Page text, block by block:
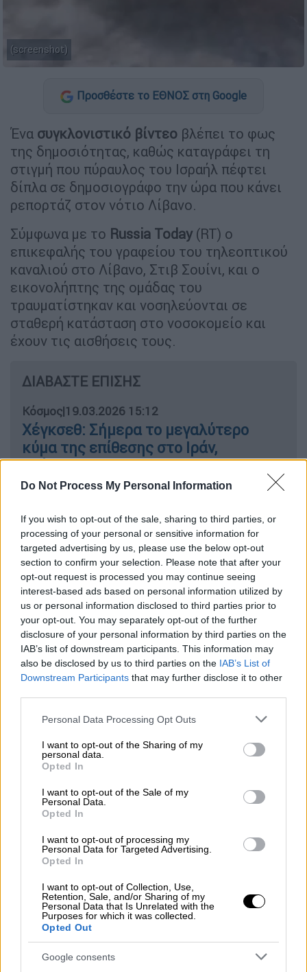
Do Not Process My Personal Information
If you wish to opt-out of the sale, sharing to third parties, or
processing of your personal or sensitive information for
targeted advertising by us, please use the below opt-out
section to confirm your selection. Please note that after your
opt-out request is processed you may continue seeing
interest-based ads based on personal information utilized by
us or personal information disclosed to third parties prior to
your opt-out. You may separately opt-out of the further
disclosure of your personal information by third parties on the
IAB’s list of downstream participants. This information may
also be disclosed by us to third parties on the IAB’s List of
Downstream Participants that may further disclose it to other
Please note that this website/app uses one or more Google
not limited to your visit or usage behaviour. You may click to
grant or deny consent to Google and its third-party tags to
use your data for below specified purposes in below Google
consent section.
Personal Data Processing Opt Outs
I want to opt-out of the Sharing of my
personal data.
Opted In
I want to opt-out of the Sale of my
Personal Data.
Opted In
I want to opt-out of processing my
Personal Data for Targeted Advertising.
Opted In
I want to opt-out of Collection, Use,
Retention, Sale, and/or Sharing of my
Personal Data that Is Unrelated with the
Purposes for which it was collected.
Opted Out
Google consents
(screenshot)
Προσθέστε το ΕΘΝΟΣ στη Google
Ένα συγκλονιστικό βίντεο βλέπει το φως
της δημοσιότητας, καθώς καταγράφει τη
στιγμή που πύραυλος του Ισραήλ πέφτει
δίπλα σε δημοσιογράφο την ώρα που κάνει
ρεπορτάζ στον νότιο Λίβανο.
Σύμφωνα με το Russia Today (RT) ο
επικεφαλής του γραφείου του τηλεοπτικού
καναλιού στο Λίβανο, Στιβ Σουίνι, και ο
εικονολήπτης της ομάδας του
τραυματίστηκαν και νοσηλεύονται σε
σταθερή κατάσταση στο νοσοκομείο και
έχουν τις αισθήσεις τους.
ΔΙΑΒΑΣΤΕ ΕΠΙΣΗΣ
Κόσμος|19.03.2026 15:12
Χέγκσεθ: Σήμερα το μεγαλύτερο
κύμα της επίθεσης στο Ιράν,
αχάριστοι προς τον Τραμπ οι
Ευρωπαίοι
Όπως φαίνεται στο βίντεο, την ώρα που ο
δημοσιογράφος κάνει ρεπορτάζ σε έναν
κατεστραμμένο δρόμο στην περιοχή του
νοτίου Λιβάνου, ένας πύραυλος πέφτει
ακριβώς από πίσω του δημιουργώντας μία
τεράστια έκρηξη και ορεπόρτερ τρέχει για
να σωθεί.
WATCH: Israeli missile strike lands
very near Russia Today reporter in
pic.twitter.com/WYL3Pa3d84
19, 2026
Η εκπρόσωπος του ρωσικού υπουργείου
ΕξωτερικώνΜαρία Ζαχάροβακαταδίκασε
την αεροπορική επιδρομή, δηλώνοντας ότι
μια επίθεση εναντίον δημοσιογράφων που
φορούσαν διακριτικά Τύπου «δεν μπορεί να
χαρακτηριστεί τυχαία, δεδομένης της
δολοφονίας 200 δημοσιογράφων στη Γάζα».
Σε ανάρτησή της στο Telegram, πρόσθεσε